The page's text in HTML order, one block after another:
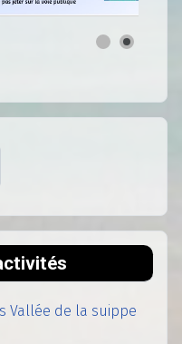
Vallée de la suippe